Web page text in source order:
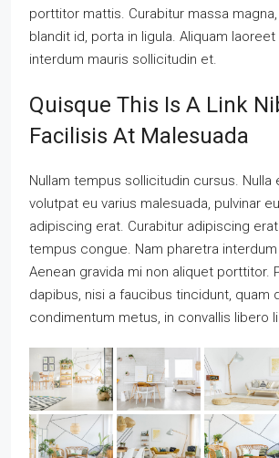
porttitor mattis. Curabitur massa
blandit id, porta in ligula. Aliquam
interdum mauris sollicitudin et.
Quisque This Is A Link
Facilisis At Malesuada
Nullam tempus sollicitudin cursus. Nulla
volutpat eu varius malesuada, pulvinar
adipiscing erat. Curabitur adipiscing
tempus congue. Nam pharetra
Aenean gravida mi non aliquet porttitor.
dapibus, nisi a faucibus tincidunt, quam
condimentum metus, in convallis libero